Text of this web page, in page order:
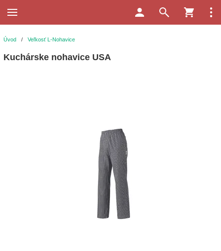
Úvod / Veľkosť L-Nohavice
Kuchárske nohavice USA